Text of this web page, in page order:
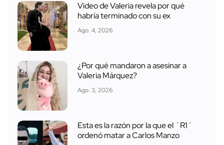
Video de Valeria revela por qué
habría terminado con su ex
Ago. 4, 2026
¿Por qué mandaron a asesinar a
Valeria Márquez?
Ago. 3, 2026
Esta es la razón por la que el ´R1´
ordenó matar a Carlos Manzo